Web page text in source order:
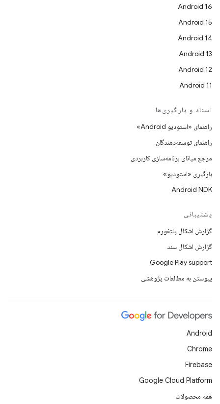
Android 16
Android 15
Android 14
Android 13
Android 12
Android 11
اسناد و بارگیری‌ها
راهنمای «استودیو Android»
راهنمای توسعه‌دهندگان
مرجع میانای برنامه‌سازی کاربردی
بارگیری «استودیو»
Android NDK
پشتیبانی
گزارش اشکال پلتفورم
گزارش اشکال سند
Google Play support
پیوستن به مطالعات پژوهشی
Android
Chrome
Firebase
Google Cloud Platform
همه محصولات